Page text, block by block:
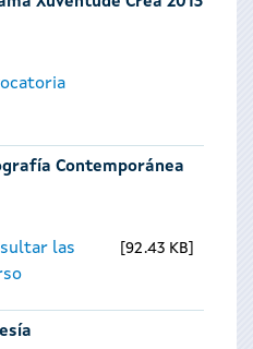
Contemporánea
las
92.43 KB